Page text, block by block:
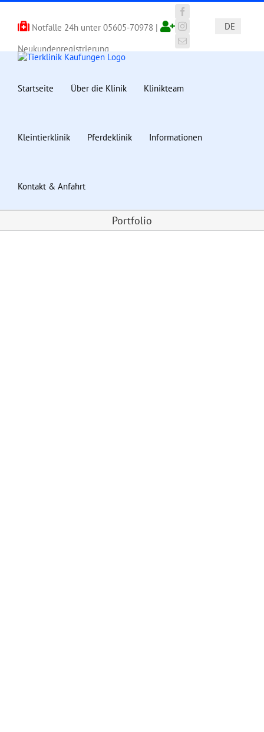
Zum
springen Notfälle 24h unter 05605-70978 |
Neukundenregistrierung
Facebook
Instagram
E-
Mail
DE
Startseite Über die Klinik Klinikteam
Kleintierklinik Pferdeklinik Informationen
Kontakt & Anfahrt
Portfolio